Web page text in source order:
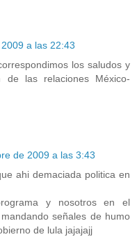
a las 22:43
los saludos y
de las relaciones México-
de 2009 a las 3:43
ahi demaciada politica en
y nosotros en el
señales de humo
de lula jajajajj